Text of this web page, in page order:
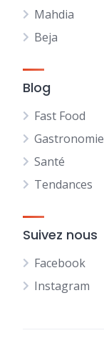
Mahdia
Beja
Blog
Fast Food
Gastronomie
Santé
Tendances
Suivez nous
Facebook
Instagram